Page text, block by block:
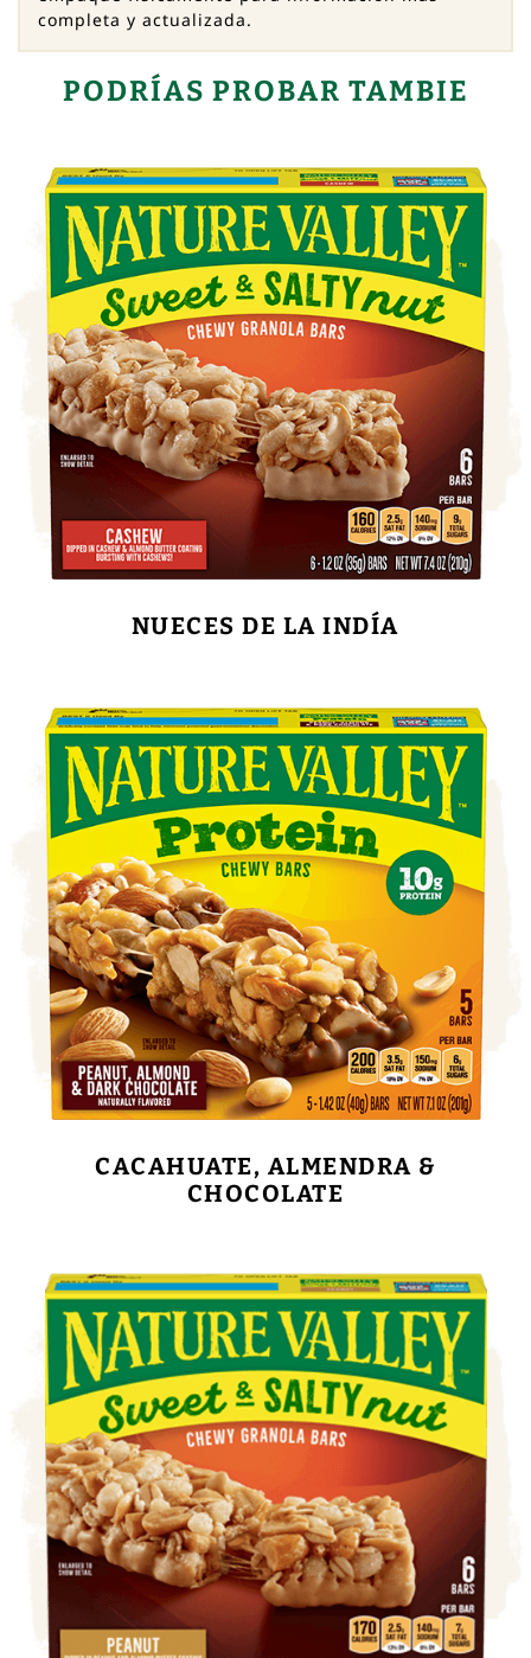
completa y actualizada.
PODRÍAS PROBAR TAMBIE
NUECES DE LA INDÍA
CACAHUATE, ALMENDRA &
CHOCOLATE